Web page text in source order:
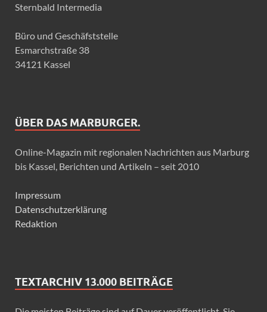
Sternbald Intermedia
Büro und Geschäfststelle
Esmarchstraße 38
34121 Kassel
ÜBER DAS MARBURGER.
Online-Magazin mit regionalen Nachrichten aus Marburg
bis Kassel, Berichten und Artikeln – seit 2010
Impressum
Datenschutzerklärung
Redaktion
TEXTARCHIV 13.000 BEITRÄGE